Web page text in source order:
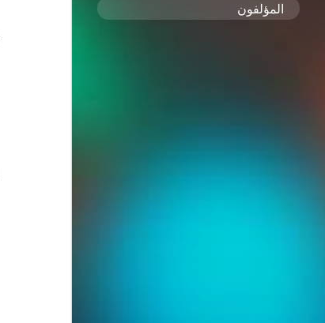
المؤلفون